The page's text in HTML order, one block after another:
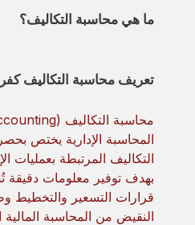
ما هي محاسبة التكاليف؟
تعريف محاسبة التكاليف
المحاسبة الإدارية يختص
التكاليف المرتبطة بعمليات
بهدف توفير معلومات دقيقة
قرارات التسعير والتخطيط
النقيض من المحاسبة